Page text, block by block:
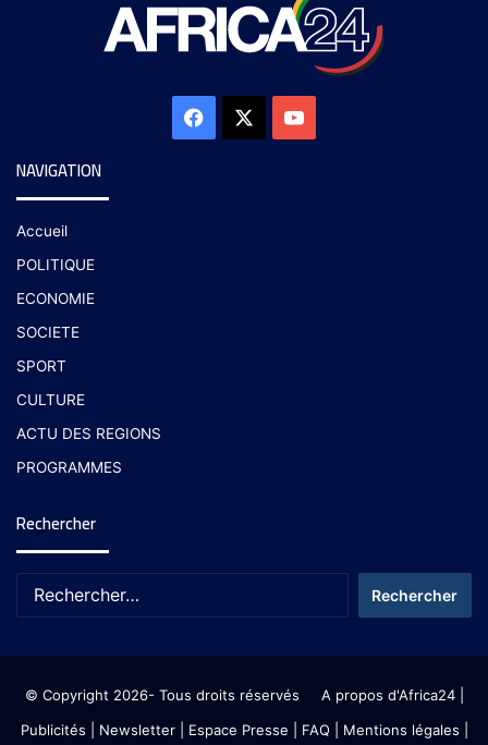
NAVIGATION
Accueil
POLITIQUE
ECONOMIE
SOCIETE
SPORT
CULTURE
ACTU DES REGIONS
PROGRAMMES
Rechercher
© Copyright 2026- Tous droits réservés A propos d'Africa24|
Publicités
Newsletter| Espace Presse | FAQ | Mentions légales